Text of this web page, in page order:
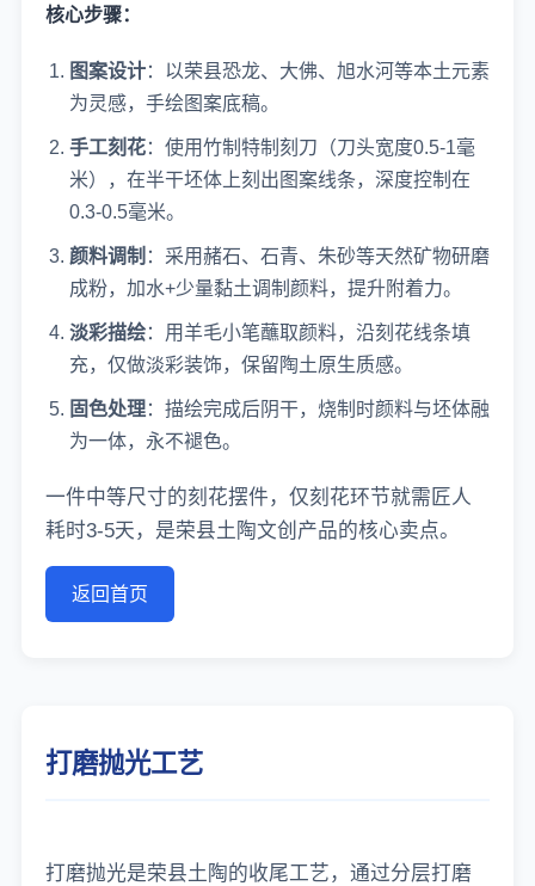
核心步骤：
图案设计：以荣县恐龙、大佛、旭水河等本土元素
为灵感，手绘图案底稿。
手工刻花：使用竹制特制刻刀（刀头宽度0.5-1毫
米），在半干坯体上刻出图案线条，深度控制在
0.3-0.5毫米。
颜料调制 ：采用赭石、石青、朱砂等天然矿物研磨
成粉，加水+少量黏土调制颜料，提升附着力。
淡彩描绘：用羊毛小笔蘸取颜料，沿刻花线条填
充，仅做淡彩装饰，保留陶土原生质感。
固色处理：描绘完成后阴干，烧制时颜料与坯体融
为一体，永不褪色。
一件中等尺寸的刻花摆件，仅刻花环节就需匠人
耗时3-5天，是荣县土陶文创产品的核心卖点。
返回首页
打磨抛光工艺
打磨抛光是荣县土陶的收尾工艺，通过分层打磨